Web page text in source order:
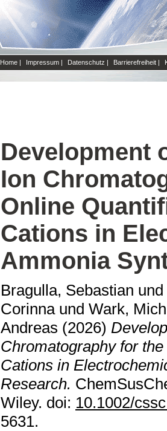
Home | Impressum | Datenschutz | Barrierefreiheit |
Development
Ion
Online
Cations in
Ammonia
Bragulla, Sebastian und
Corinnaund Wark,
Andreas (2026)
Chromatography for
Cations in
Research.
Wiley. doi: 10.1002/
5631.